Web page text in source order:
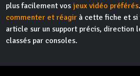
plus facilement vos jeux vidéo préférés
commenter et réagir à cette fiche et si
article sur un support précis, direction
classés par consoles.